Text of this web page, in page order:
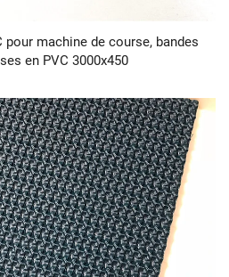
pour machine de course, bandes
en PVC 3000x450